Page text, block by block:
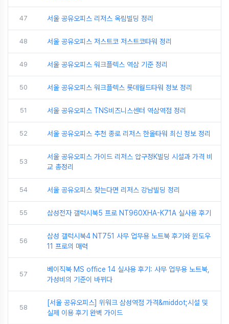
47 서울 공유오피스 리저스 옥림빌딩 정리
48 서울 공유오피스 저스트코 저스트코타워 정리
49 서울 공유오피스 워크플렉스 역삼 기준 정리
50 서울 공유오피스 워크플렉스 롯데월드타워 정보 정리
51 서울 공유오피스 TNS비즈니스센터 역삼역점 정리
52 서울 공유오피스 추천 종로 리저스 한올타워 최신 정보 정리
53
서울 공유오피스 가이드 리저스 압구정K빌딩 시설과 가격 비
교 총정리
54 서울 공유오피스 찾는다면 리저스 강남빌딩 정리
55 삼성전자 갤럭시북5 프로 NT960XHA-K71A 실사용 후기
56
삼성 갤럭시북4 NT751 사무 업무용 노트북 후기와 윈도우
11 프로의 매력
57
베이직북 MS office 14 실사용 후기: 사무 업무용 노트북,
가성비의 기준이 바뀌다
58
[서울 공유오피스] 위워크 삼성역점 가격&middot;시설 및
실제 이용 후기 완벽 가이드